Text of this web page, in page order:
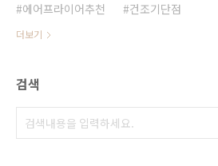
에어프라이어추천
건조기단점
더보기
검색